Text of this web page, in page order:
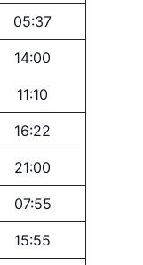
05:37
14:00
11:10
16:22
21:00
07:55
15:55